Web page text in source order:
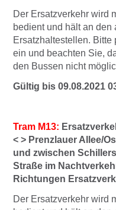
Der Ersatzverkehr wird
bedient und hält an den
Ersatzhaltestellen.
ein und beachten Sie,
den Bussen nicht
Gültig bis 09.08.2021
Tram M13:
< > Prenzlauer Allee/
und zwischen
Straße im
Richtungen
Der Ersatzverkehr wird